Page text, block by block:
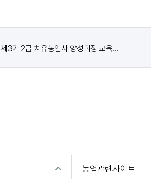
전주기전대 제3기 2급 치유농업사 양성과정 교육생 모집 안내
농업관련사이트